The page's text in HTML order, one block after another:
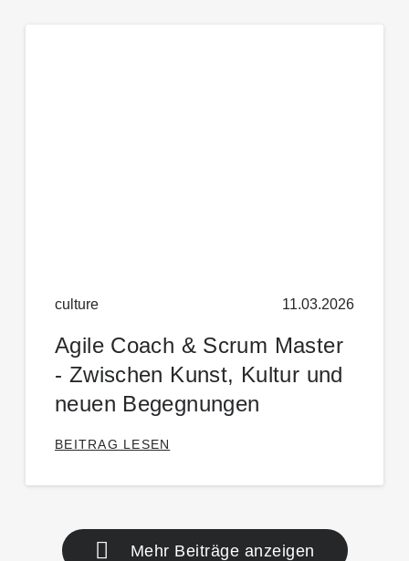
culture 11.03.2026
Agile Coach & Scrum Master
- Zwischen Kunst, Kultur und
neuen Begegnungen
BEITRAG LESEN
Mehr Beiträge anzeigen